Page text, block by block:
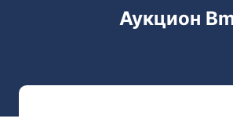
Nissan
Аукцион